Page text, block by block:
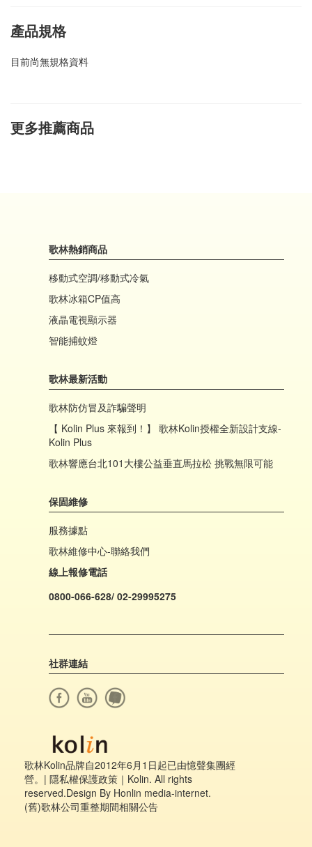
產品規格
目前尚無規格資料
更多推薦商品
歌林熱銷商品
移動式空調/移動式冷氣
歌林冰箱CP值高
液晶電視顯示器
智能捕蚊燈
歌林最新活動
歌林防仿冒及詐騙聲明
【 Kolin Plus 來報到！】 歌林Kolin授權全新設計支線-
Kolin Plus
歌林響應台北101大樓公益垂直馬拉松 挑戰無限可能
保固維修
服務據點
歌林維修中心-聯絡我們
線上報修電話
0800-066-628/ 02-29995275
社群連結
歌林Kolin品牌自2012年6月1日起已由憶聲集團經
營。| 隱私權保護政策 ｜Kolin. All rights
reserved.Design By Honlin media-internet.
(舊)歌林公司重整期間相關公告